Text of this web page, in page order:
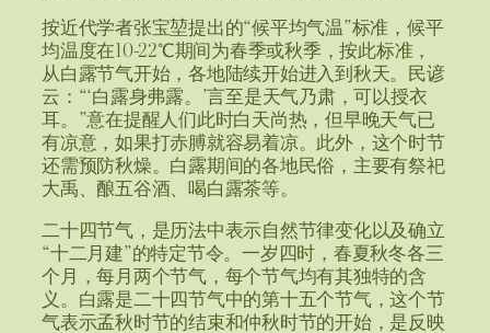
按近代学者张宝堃提出的“候平均气温”标准，候平
均温度在10-22℃期间为春季或秋季，按此标准，
从白露节气开始，各地陆续开始进入到秋天。民谚
云：“‘白露身弗露。’言至是天气乃肃，可以授衣
耳。”意在提醒人们此时白天尚热，但早晚天气已
有凉意，如果打赤膊就容易着凉。此外，这个时节
还需预防秋燥。白露期间的各地民俗，主要有祭祀
大禹、酿五谷酒、喝白露茶等。
二十四节气，是历法中表示自然节律变化以及确立
“十二月建”的特定节令。一岁四时，春夏秋冬各三
个月，每月两个节气，每个节气均有其独特的含
义。白露是二十四节气中的第十五个节气，这个节
气表示孟秋时节的结束和仲秋时节的开始，是反映